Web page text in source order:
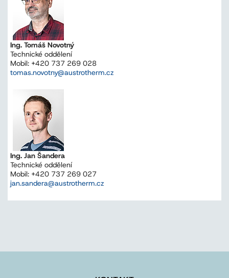
Ing. Tomáš Novotný
Technické oddělení
Mobil: +420 737 269 028
tomas.novotny@austrotherm.cz
Ing. Jan Šandera
Technické oddělení
Mobil: +420 737 269 027
jan.sandera@austrotherm.cz